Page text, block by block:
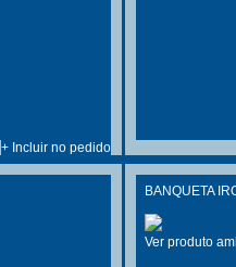
+ Incluir no pedido
BANQUETA
Ver produto